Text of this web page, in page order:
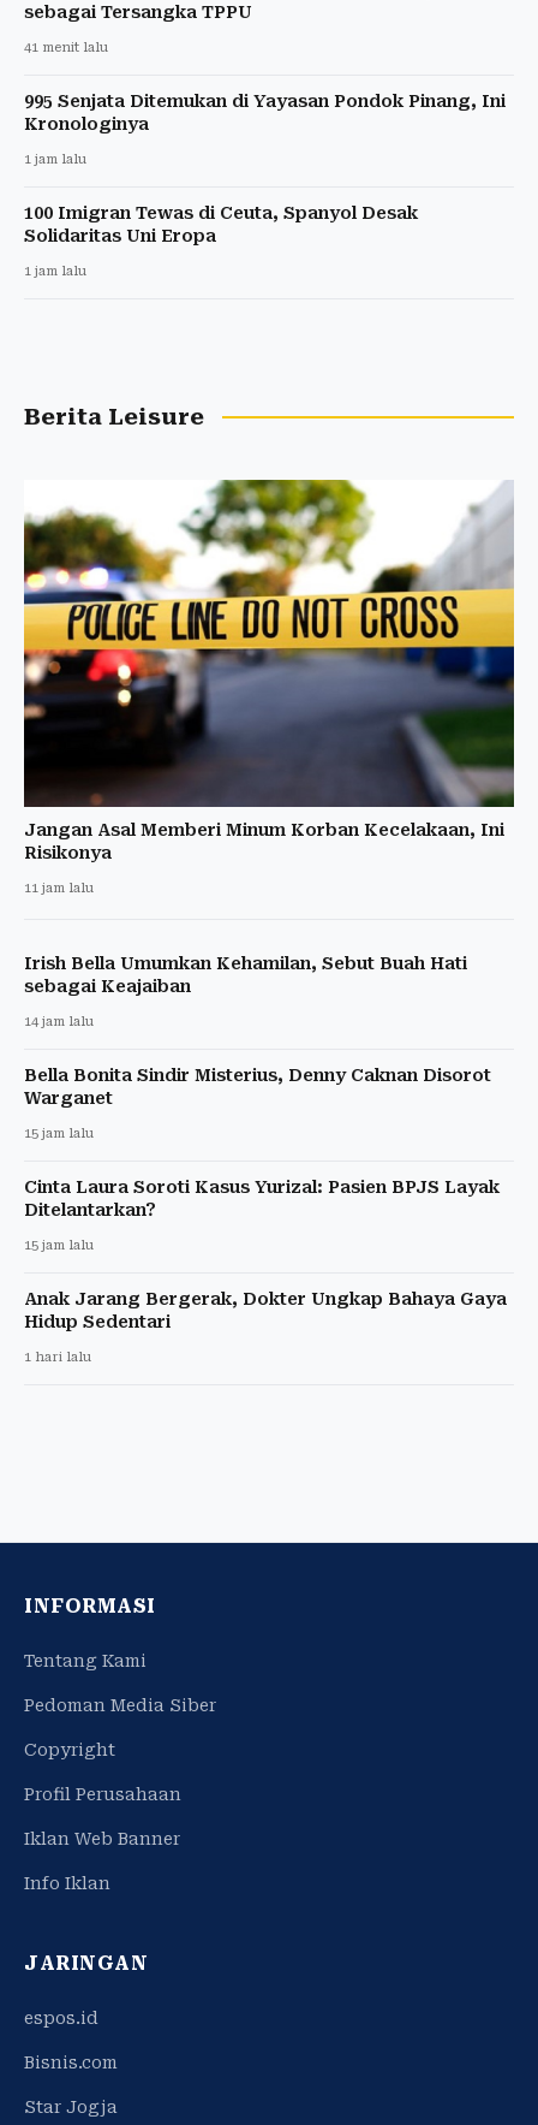
sebagai Tersangka TPPU
41 menit lalu
995 Senjata Ditemukan di Yayasan Pondok Pinang, Ini
Kronologinya
1 jam lalu
100 Imigran Tewas di Ceuta, Spanyol Desak
Solidaritas Uni Eropa
1 jam lalu
Berita Leisure
Jangan Asal Memberi Minum Korban Kecelakaan, Ini
Risikonya
11 jam lalu
Irish Bella Umumkan Kehamilan, Sebut Buah Hati
sebagai Keajaiban
14 jam lalu
Bella Bonita Sindir Misterius, Denny Caknan Disorot
Warganet
15 jam lalu
Cinta Laura Soroti Kasus Yurizal: Pasien BPJS Layak
Ditelantarkan?
15 jam lalu
Anak Jarang Bergerak, Dokter Ungkap Bahaya Gaya
Hidup Sedentari
1 hari lalu
INFORMASI
Tentang Kami
Pedoman Media Siber
Copyright
Profil Perusahaan
Iklan Web Banner
Info Iklan
JARINGAN
espos.id
Bisnis.com
Star Jogja